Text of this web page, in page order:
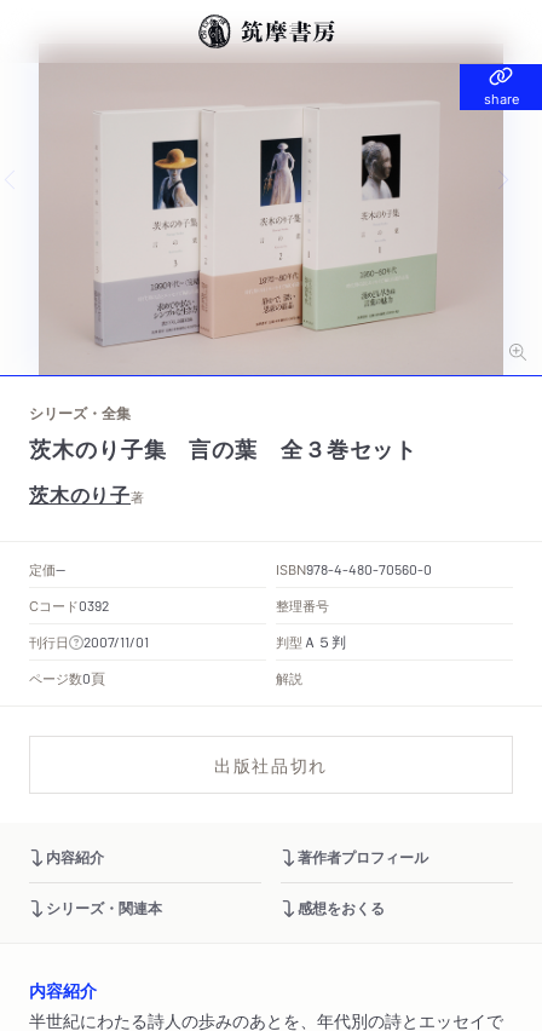
share
share
Previous slide
シリーズ・全集
茨木のり子集 言の葉 全３巻セット
茨木のり子著
定価-- ISBN978-4-480-70560-0
Cコード0392
整理番号
刊行日
2007/11/01 判型 Ａ５判
ページ数0頁 解説
出版社品切れ
内容紹介 著作者プロフィール
シリーズ・関連本 感想をおくる
内容紹介
半世紀にわたる詩人の歩みのあとを、年代別の詩とエッセイで